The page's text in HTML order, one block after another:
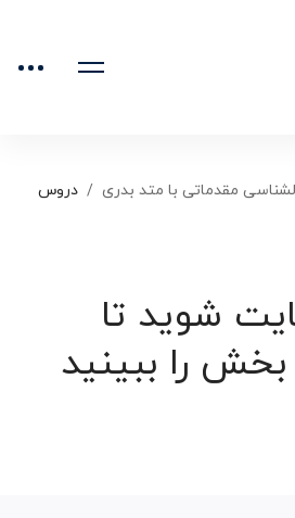
مقدماتی با متد بدری
دروس
شوید تا
بخش را ببینید